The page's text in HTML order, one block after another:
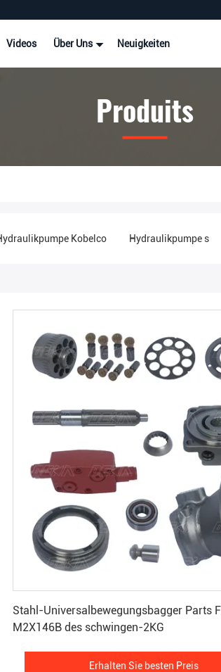
Videos Über Uns Neuigkeiten
Produits
Kobelco Hydraulikpumpe s
Stahl-Universalbewegungsbagger Parts
M2X146B des schwingen-2KG
Erhalten Sie besten Preis